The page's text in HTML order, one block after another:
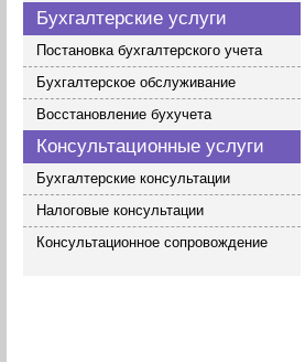
Бухгалтерские услуги
Постановка бухгалтерского учета
Бухгалтерское обслуживание
Восстановление бухучета
Консультационные услуги
Бухгалтерские консультации
Налоговые консультации
Консультационное сопровождение